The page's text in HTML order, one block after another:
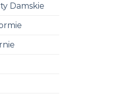
Damskie